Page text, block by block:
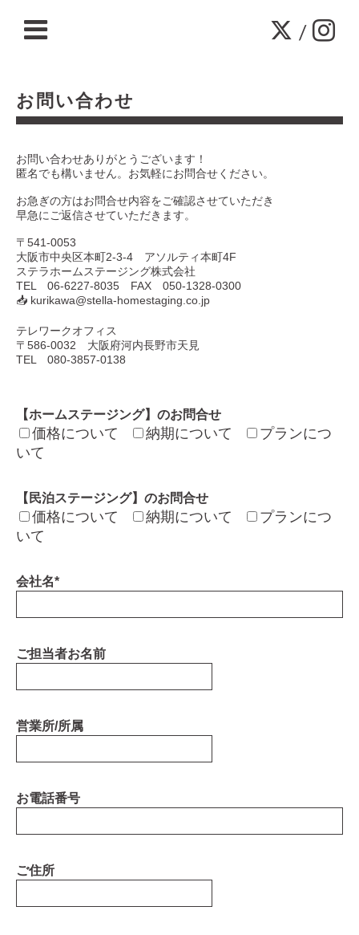
/
お問い合わせ
お問い合わせありがとうございます！
匿名でも構いません。お気軽にお問合せください。
お急ぎの方はお問合せ内容をご確認させていただき
早急にご返信させていただきます。
〒541-0053
大阪市中央区本町2-3-4 アソルティ本町4F
ステラホームステージング株式会社
TEL 06-6227-8035 FAX 050-1328-0300
📥 kurikawa@stella-homestaging.co.jp
テレワークオフィス
〒586-0032 大阪府河内長野市天見
TEL 080-3857-0138
【ホームステージング】のお問合せ
価格について 納期について
プランにつ
いて
【民泊ステージング】のお問合せ
価格について 納期について
プランにつ
いて
会社名*
ご担当者お名前
営業所/所属
お電話番号
ご住所